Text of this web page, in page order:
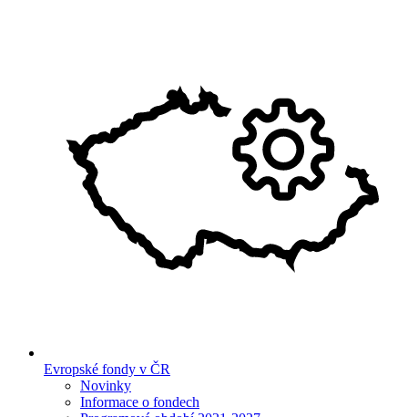
Evropské fondy v ČR
Novinky
Informace o fondech